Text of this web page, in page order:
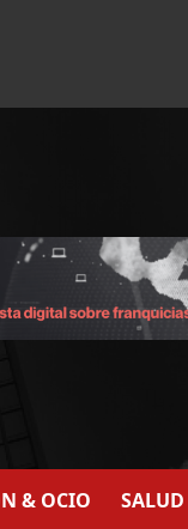
& OCIO SALUD